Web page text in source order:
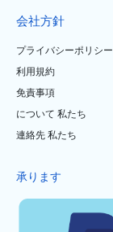
会社方針
プライバシーポリシー
利用規約
免責事項
について 私たち
連絡先 私たち
承ります